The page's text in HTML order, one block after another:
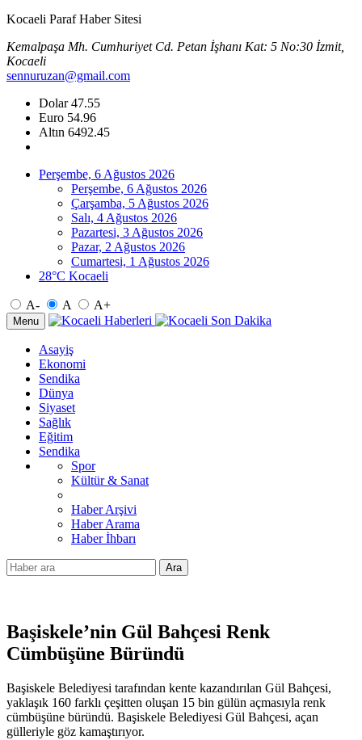
Kocaeli Paraf Haber Sitesi
Kemalpaşa Mh. Cumhuriyet Cd. Petan İşhanı Kat: 5 No:30 İzmit,
Kocaeli
sennuruzan@gmail.com
Dolar47.55
Euro 54.96
Altın 6492.45
Perşembe, 6 Ağustos 2026
Perşembe, 6 Ağustos 2026
Çarşamba, 5 Ağustos 2026
Salı, 4 Ağustos 2026
Pazartesi, 3 Ağustos 2026
Pazar, 2 Ağustos 2026
Cumartesi, 1 Ağustos 2026
28°C Kocaeli
A- A A+
Menu
Asayiş
Ekonomi
Sendika
Dünya
Siyaset
Sağlık
Eğitim
Sendika
Spor
Kültür & Sanat
Haber Arşivi
Haber Arama
Haber İhbarı
Ara
Başiskele’nin Gül Bahçesi Renk
Cümbüşüne Büründü
Başiskele Belediyesi tarafından kente kazandırılan Gül Bahçesi,
yaklaşık 160 farklı çeşitten oluşan 15 bin gülün açmasıyla renk
cümbüşüne büründü. Başiskele Belediyesi Gül Bahçesi, açan
gülleriyle göz kamaştırıyor.